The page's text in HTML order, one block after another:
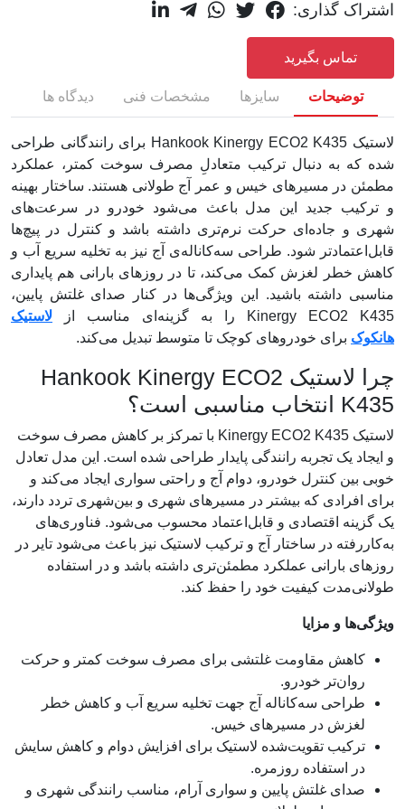
اشتراک گذاری:
تماس بگیرید
توضیحات سایزها مشخصات فنی دیدگاه ها
لاستیک Hankook Kinergy ECO2 K435 برای رانندگانی طراحی
شده که به دنبال ترکیب متعادلِ مصرف سوخت کمتر، عملکرد
مطمئن در مسیرهای خیس و عمر آج طولانی هستند. ساختار بهینه
و ترکیب جدید این مدل باعث می‌شود خودرو در سرعت‌های
شهری و جاده‌ای حرکت نرم‌تری داشته باشد و کنترل در پیچ‌ها
قابل‌اعتمادتر شود. طراحی سه‌کاناله‌ی آج نیز به تخلیه سریع آب و
کاهش خطر لغزش کمک می‌کند، تا در روزهای بارانی هم پایداری
مناسبی داشته باشید. این ویژگی‌ها در کنار صدای غلتش پایین،
Kinergy ECO2 K435 را به گزینه‌ای مناسب از
لاستیک
هانکوک برای خودروهای کوچک تا متوسط تبدیل می‌کند.
چرا لاستیک Hankook Kinergy ECO2
K435 انتخاب مناسبی است؟
لاستیک Kinergy ECO2 K435 با تمرکز بر کاهش مصرف سوخت
و ایجاد یک تجربه رانندگی پایدار طراحی شده است. این مدل تعادل
خوبی بین کنترل خودرو، دوام آج و راحتی سواری ایجاد می‌کند و
برای افرادی که بیشتر در مسیرهای شهری و بین‌شهری تردد دارند،
یک گزینه اقتصادی و قابل‌اعتماد محسوب می‌شود. فناوری‌های
به‌کاررفته در ساختار آج و ترکیب لاستیک نیز باعث می‌شود تایر در
روزهای بارانی عملکرد مطمئن‌تری داشته باشد و در استفاده
طولانی‌مدت کیفیت خود را حفظ کند.
ویژگی‌ها و مزایا
کاهش مقاومت غلتشی برای مصرف سوخت کمتر و حرکت
روان‌تر خودرو.
طراحی سه‌کاناله آج جهت تخلیه سریع آب و کاهش خطر
لغزش در مسیرهای خیس.
ترکیب تقویت‌شده لاستیک برای افزایش دوام و کاهش سایش
در استفاده روزمره.
صدای غلتش پایین و سواری آرام، مناسب رانندگی شهری و